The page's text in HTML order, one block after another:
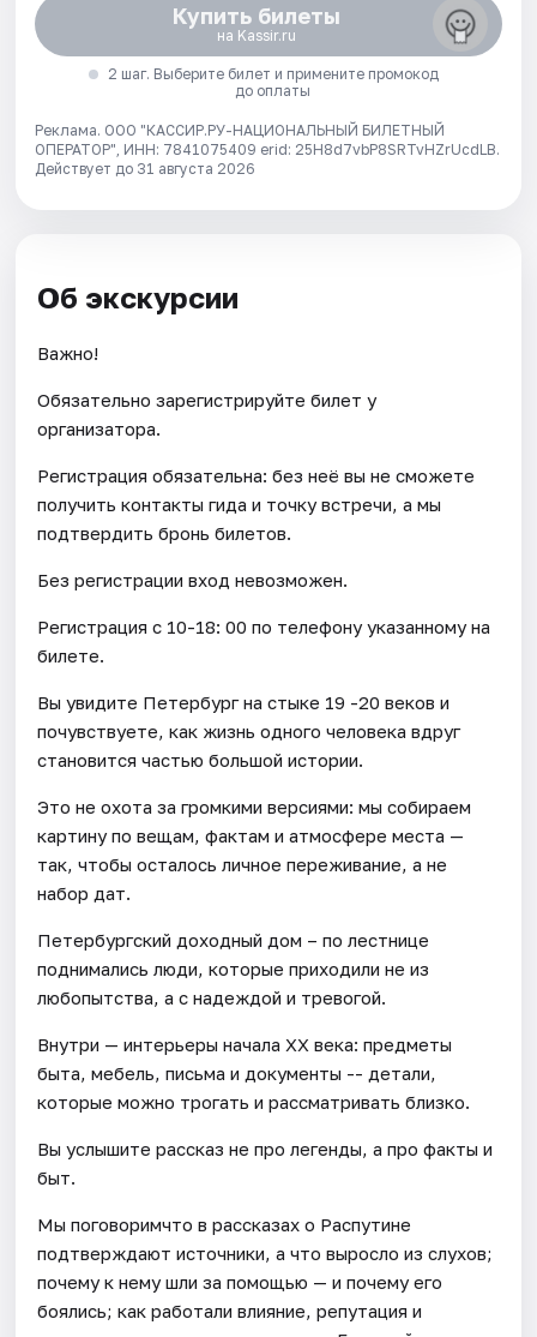
Купить билеты
на Kassir.ru
2 шаг. Выберите билет и примените промокод
до оплаты
Реклама. ООО "КАССИР.РУ-НАЦИОНАЛЬНЫЙ БИЛЕТНЫЙ
ОПЕРАТОР", ИНН: 7841075409 erid: 25H8d7vbP8SRTvHZrUcdLB.
Действует до 31 августа 2026
Об экскурсии
Важно!
Обязательно зарегистрируйте билет у
организатора.
Регистрация обязательна: без неё вы не сможете
получить контакты гида и точку встречи, а мы
подтвердить бронь билетов.
Без регистрации вход невозможен.
Регистрация с 10-18: 00 по телефону указанному на
билете.
Вы увидите Петербург на стыке 19 -20 веков и
почувствуете, как жизнь одного человека вдруг
становится частью большой истории.
Это не охота за громкими версиями: мы собираем
картину по вещам, фактам и атмосфере места —
так, чтобы осталось личное переживание, а не
набор дат.
Петербургский доходный дом – по лестнице
поднимались люди, которые приходили не из
любопытства, а с надеждой и тревогой.
Внутри — интерьеры начала XX века: предметы
быта, мебель, письма и документы -- детали,
которые можно трогать и рассматривать близко.
Вы услышите рассказ не про легенды, а про факты и
быт.
Мы поговоримчто в рассказах о Распутине
подтверждают источники, а что выросло из слухов;
почему к нему шли за помощью — и почему его
боялись; как работали влияние, репутация и